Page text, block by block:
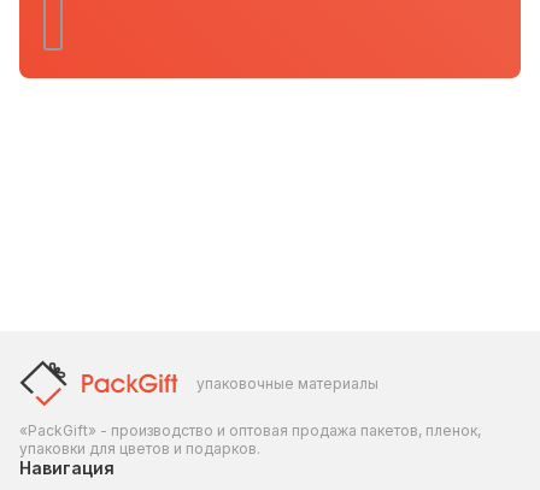
упаковочные материалы
«PackGift» - производство и оптовая продажа пакетов, пленок,
упаковки для цветов и подарков.
Навигация